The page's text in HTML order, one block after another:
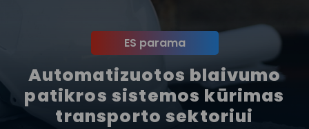
ES parama
Automatizuotos blaivumo
patikros sistemos kūrimas
transporto sektoriui